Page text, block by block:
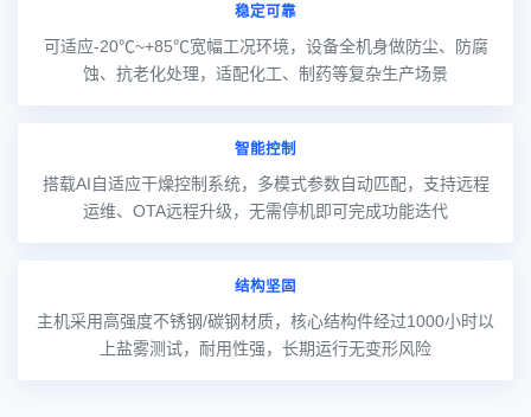
稳定可靠
可适应-20℃~+85℃宽幅工况环境，设备全机身做防尘、防腐
蚀、抗老化处理，适配化工、制药等复杂生产场景
智能控制
搭载AI自适应干燥控制系统，多模式参数自动匹配，支持远程
运维、OTA远程升级，无需停机即可完成功能迭代
结构坚固
主机采用高强度不锈钢/碳钢材质，核心结构件经过1000小时以
上盐雾测试，耐用性强，长期运行无变形风险